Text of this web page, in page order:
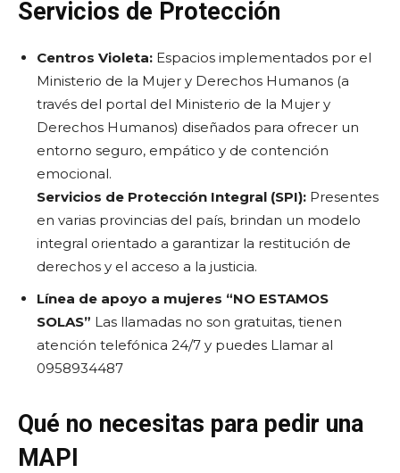
Servicios de Protección
Centros Violeta: Espacios implementados por el
Ministerio de la Mujer y Derechos Humanos (a
través del portal del Ministerio de la Mujer y
Derechos Humanos) diseñados para ofrecer un
entorno seguro, empático y de contención
emocional.
Servicios de Protección Integral (SPI): Presentes
en varias provincias del país, brindan un modelo
integral orientado a garantizar la restitución de
derechos y el acceso a la justicia.
Línea de apoyo a mujeres “NO ESTAMOS
SOLAS” Las llamadas no son gratuitas, tienen
atención telefónica 24/7 y puedes Llamar al
0958934487
Qué no necesitas para pedir una
MAPI